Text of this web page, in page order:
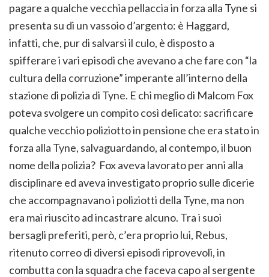
pagare a qualche vecchia pellaccia in forza alla Tyne si
presenta su di un vassoio d’argento: è Haggard,
infatti, che, pur di salvarsi il culo, è disposto a
spifferare i vari episodi che avevano a che fare con “la
cultura della corruzione” imperante all’interno della
stazione di polizia di Tyne. E chi meglio di Malcom Fox
poteva svolgere un compito così delicato: sacrificare
qualche vecchio poliziotto in pensione che era stato in
forza alla Tyne, salvaguardando, al contempo, il buon
nome della polizia? Fox aveva lavorato per anni alla
disciplinare ed aveva investigato proprio sulle dicerie
che accompagnavano i poliziotti della Tyne, ma non
era mai riuscito ad incastrare alcuno. Tra i suoi
bersagli preferiti, però, c’era proprio lui, Rebus,
ritenuto correo di diversi episodi riprovevoli, in
combutta con la squadra che faceva capo al sergente